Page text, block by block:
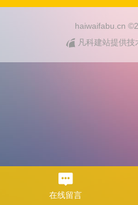
haiwaifabu.cn ©
凡科建站提供技
在线留言